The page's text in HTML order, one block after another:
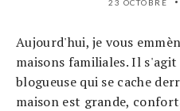
23 OCTOBRE
Aujourd'hui, je vous
maisons familiales. Il s'agit
blogueuse qui se cache
maison est grande,